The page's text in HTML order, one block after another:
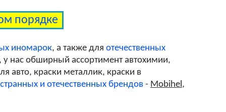
WA681R/GCS
WA8555/GBA
порядке
иномарок, а также для отечественных
нас обширный ассортимент автохимии,
авто, краски металлик, краски в
и отечественных брендов- Mobihel,